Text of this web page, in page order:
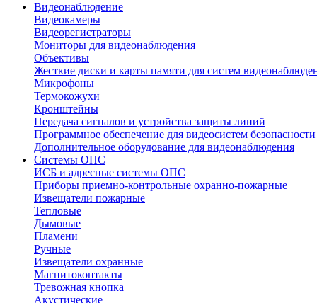
Видеонаблюдение
Видеокамеры
Видеорегистраторы
Мониторы для видеонаблюдения
Объективы
Жесткие диски и карты памяти для систем
Микрофоны
Термокожухи
Кронштейны
Передача сигналов и устройства защиты линий
Программное обеспечение для видеосистем безопасности
Дополнительное оборудование для видеонаблюдения
Системы ОПС
ИСБ и адресные системы ОПС
Приборы приемно-контрольные охранно-пожарные
Извещатели пожарные
Тепловые
Дымовые
Пламени
Ручные
Извещатели охранные
Магнитоконтакты
Тревожная кнопка
Акустические